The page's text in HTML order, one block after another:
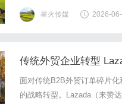
星火传媒 2026-
传统外贸企业转型
面对传统B2B外贸订单碎片
的战略转型。Lazada（来赞